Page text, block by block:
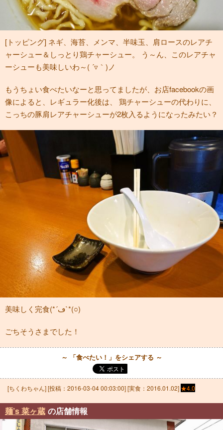
[トッピング] ネギ、海苔、メンマ、半味玉、肩ロースのレアチ
ャーシュー＆しっとり鶏チャーシュー。 う～ん、このレアチャ
ーシューも美味しいわ～( ´▿｀)ノ
もうちょい食べたいなーと思ってましたが、お店facebookの画
像によると、レギュラー化後は、 鶏チャーシューの代わりに、
こっちの豚肩レアチャーシューが2枚入るようになったみたい？
美味しく完食(*´ڡ`*(○)
ごちそうさまでした！
～ 「食べたい！」をシェアする ～
[ちくわちゃん] [投稿： 2016-03-04 00:03:00] [実食：2016.01.02] ★4.0
麺’s 菜ヶ蔵 の店舗情報